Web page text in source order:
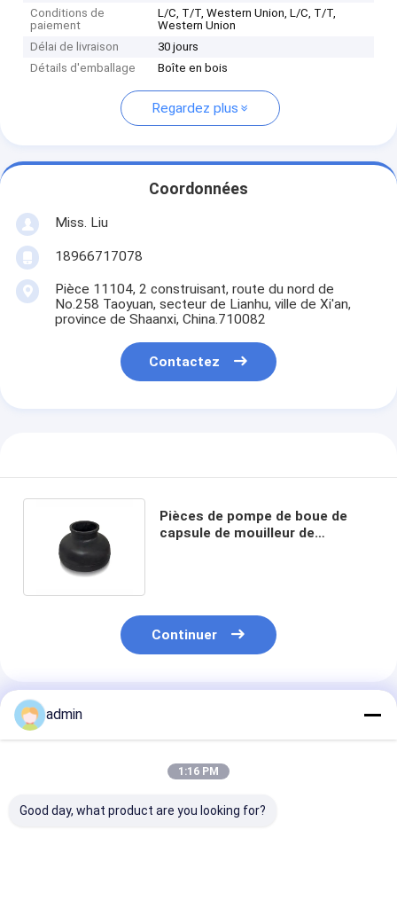
Conditions de
paiement
L/C, T/T, Western Union, L/C, T/T,
Western Union
Délai de livraison
30 jours
Détails d'emballage
Boîte en bois
Regardez plus
Coordonnées
Miss. Liu
18966717078
Pièce 11104, 2 construisant, route du nord de
No.258 Taoyuan, secteur de Lianhu, ville de Xi'an,
province de Shaanxi, China.710082
Contactez
Pièces de pompe de boue de
capsule de mouilleur de
Continuer
Produits Recommandés
admin
1:16 PM
Good day, what product are you looking for?